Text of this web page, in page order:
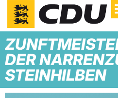
DER
STEINHILBEN